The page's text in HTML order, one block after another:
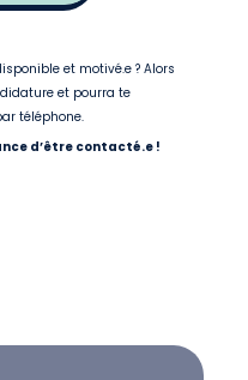
et motivé.e ? Alors
et pourra te
téléphone.
d’être contacté.e !